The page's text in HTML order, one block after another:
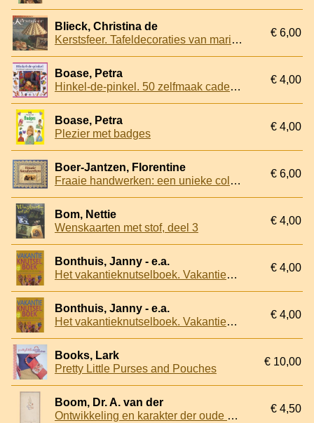
Blieck, Christina de
Kerstsfeer. Tafeldecoraties van mariposa- en perkamentpapier
€ 6,00
Boase, Petra
Hinkel-de-pinkel. 50 zelfmaak cadeautjes voor kinderen
€ 4,00
Boase, Petra
Plezier met badges
€ 4,00
Boer-Jantzen, Florentine
Fraaie handwerken: een unieke collectie patronen uit 1900 opnieuw toepasbaar
€ 6,00
Bom, Nettie
Wenskaarten met stof, deel 3
€ 4,00
Bonthuis, Janny - e.a.
Het vakantieknutselboek. Vakantieknutsels voor alle seizoenen. Vakantieboekjes, vriendschapsbandjes, kerstklokjes, strandlichtjes en nog veel meer knutsels
€ 4,00
Bonthuis, Janny - e.a.
Het vakantieknutselboek. Vakantieknutsels voor alle seizoenen. Vakantieboekjes, vriendschapsbandjes, kerstklokjes, strandlichtjes en nog veel meer knutsels
€ 4,00
Books, Lark
Pretty Little Purses and Pouches
€ 10,00
Boom, Dr. A. van der
Ontwikkeling en karakter der oude monumentale glasschilderkunst
€ 4,50